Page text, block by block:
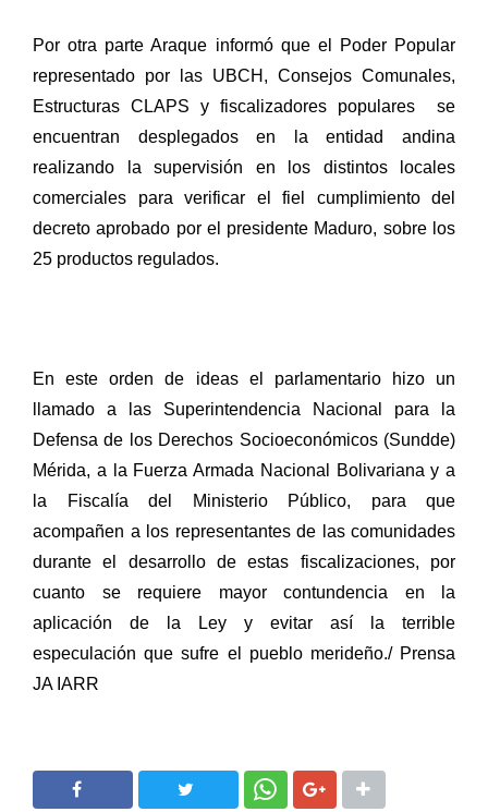
Por otra parte Araque informó que el Poder Popular
representado por las UBCH, Consejos Comunales,
Estructuras CLAPS y fiscalizadores populares
se
encuentran desplegados en la entidad andina
realizando la supervisión en los distintos locales
comerciales para verificar el fiel cumplimiento del
decreto aprobado por el presidente Maduro, sobre los
25 productos regulados.
En este orden de ideas el parlamentario hizo un
llamado a las Superintendencia Nacional para la
Defensa de los Derechos Socioeconómicos (Sundde)
Mérida, a la Fuerza Armada Nacional Bolivariana y a
la Fiscalía del Ministerio Público, para que
acompañen a los representantes de las comunidades
durante el desarrollo de estas fiscalizaciones, por
cuanto se requiere mayor contundencia en la
aplicación de la Ley y evitar así la terrible
especulación que sufre el pueblo merideño./ Prensa
JA IARR